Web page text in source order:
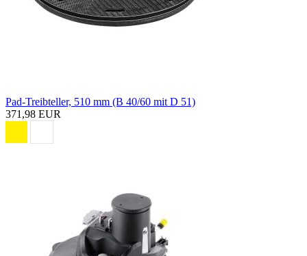
Pad-Treibteller, 510 mm (B 40/60 mit D 51)
371,98 EUR